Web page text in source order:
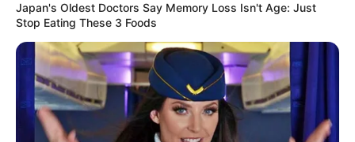
Japan's Oldest Doctors Say Memory Loss Isn't Age: Just
Stop Eating These 3 Foods